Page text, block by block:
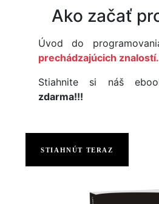
Ako začať
Úvod do
prechádzajúcich znalostí.
Stiahnite si náš
zdarma!!!
STIAHNÚT TERAZ